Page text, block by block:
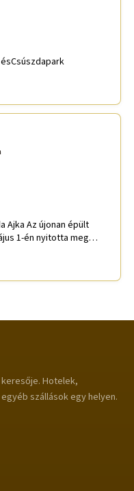
Ajka Az újonan épült
1-én nyitotta meg
Hotelek,
szállások egy helyen.